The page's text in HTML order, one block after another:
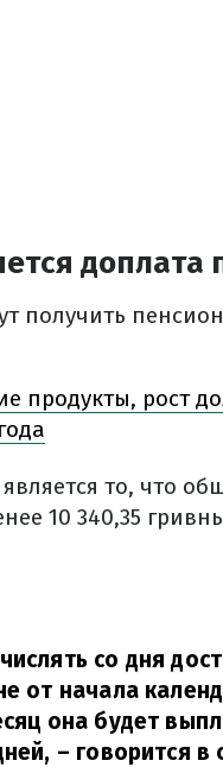
доплата
получить
продукты, рост
то, что
10 340,35
со дня
от начала
она будет
– говорится